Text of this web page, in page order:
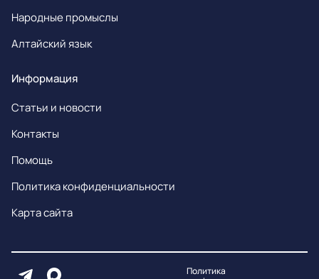
Народные промыслы
Алтайский язык
Информация
Статьи и новости
Контакты
Помощь
Политика конфиденциальности
Карта сайта
Политика